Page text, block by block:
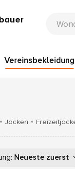
Vereinsbekleidung
Jacken
: Neueste zuerst